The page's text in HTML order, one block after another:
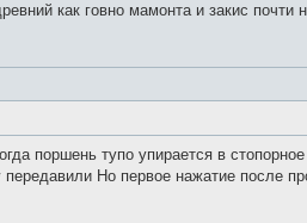
как говно мамонта и закис
поршень тупо упирается в
Но первое нажатие после